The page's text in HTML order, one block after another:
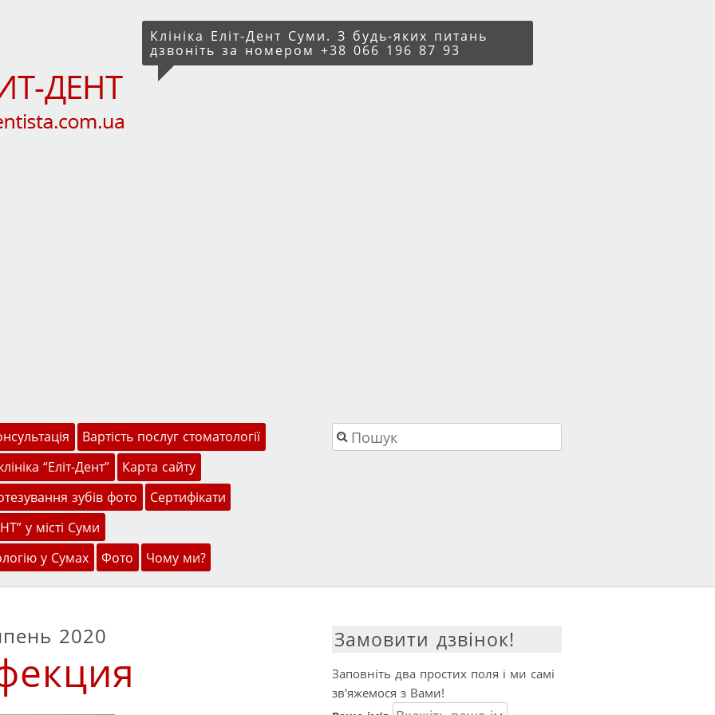
Клініка Еліт-Дент Суми. З будь-яких питань
дзвоніть за номером +38 066 196 87 93
Вартість послуг стоматології
“Еліт-Дент”
Карта сайту
зубів фото
Сертифікати
у місті Суми
у Сумах
Фото Чому ми?
Пошук
2020 Замовити дзвінок!
Заповніть два простих поля і ми самі
зв'яжемося з Вами!